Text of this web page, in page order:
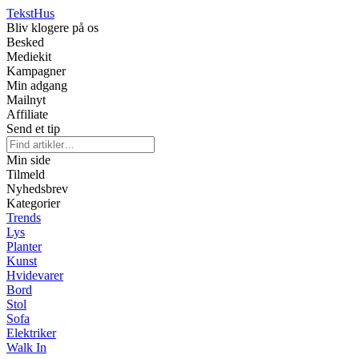
TekstHus
Bliv klogere på os
Besked
Mediekit
Kampagner
Min adgang
Mailnyt
Affiliate
Send et tip
Min side
Tilmeld
Nyhedsbrev
Kategorier
Trends
Lys
Planter
Kunst
Hvidevarer
Bord
Stol
Sofa
Elektriker
Walk In